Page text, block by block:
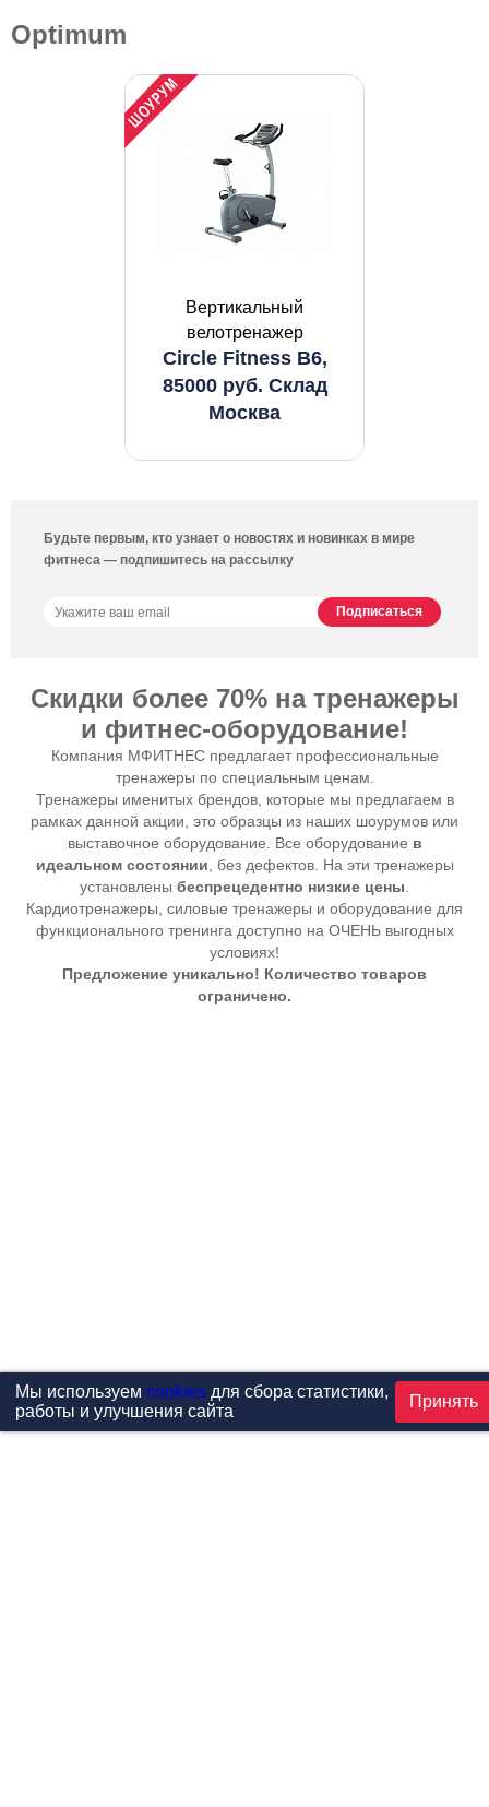
Optimum
Вертикальный
велотренажер
Circle Fitness B6,
85000 руб. Склад
Москва
Будьте первым, кто узнает о новостях и новинках в мире
фитнеса — подпишитесь на рассылку
Скидки более 70% на тренажеры
и фитнес-оборудование!
Компания МФИТНЕС предлагает профессиональные
тренажеры по специальным ценам.
Тренажеры именитых брендов, которые мы предлагаем в
рамках данной акции, это образцы из наших шоурумов или
выставочное оборудование. Все оборудование в
идеальном состоянии , без дефектов. На эти тренажеры
установлены беспрецедентно низкие цены
Кардиотренажеры, силовые тренажеры и оборудование для
функционального тренинга доступно на ОЧЕНЬ выгодных
условиях!
Предложение уникально! Количество товаров
ограничено.
Мы используем cookiesдля сбора статистики,
работы и улучшения сайта
Принять